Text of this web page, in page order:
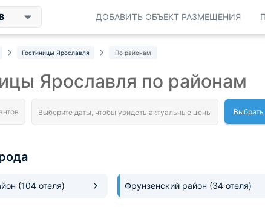
ДОБАВИТЬ ОБЪЕКТ РАЗМЕЩЕНИЯ
Гостиницы Ярославля По районам
Ярославля по районам
Выбрать
(104 отеля) Фрунзенский район (34 отеля)